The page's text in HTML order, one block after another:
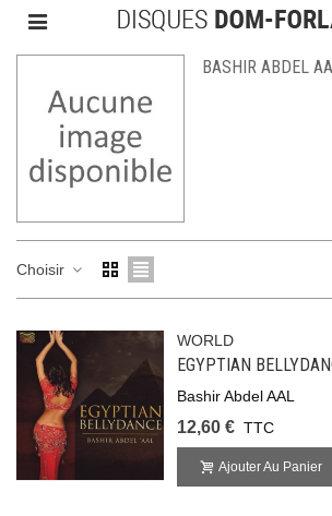
BASHIR ABDEL
Choisir
WORLD
EGYPTIAN
Bashir Abdel AAL
12,60 € TTC
Ajouter Au Panier